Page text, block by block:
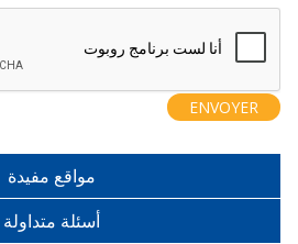
مواقع مفيدة
أسئلة متداولة